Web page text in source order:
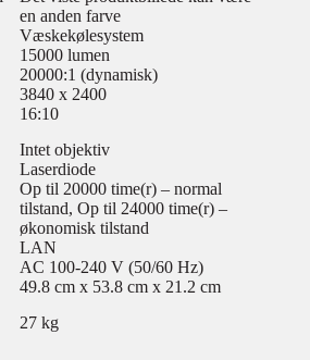
en anden farve
Væskekølesystem
15000 lumen
20000:1 (dynamisk)
3840 x 2400
16:10
Intet objektiv
Laserdiode
Op til 20000 time(r) – normal
tilstand, Op til 24000 time(r) –
økonomisk tilstand
LAN
AC 100-240 V (50/60 Hz)
49.8 cm x 53.8 cm x 21.2 cm
27 kg